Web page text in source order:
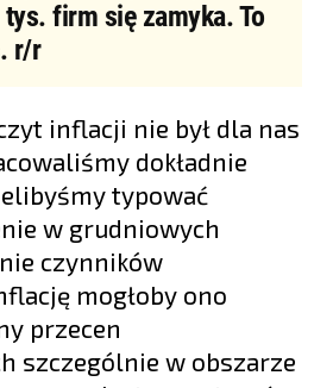
firm się zamyka. To
r/r
inflacji nie był dla nas
dokładnie
typować
w grudniowych
czynników
mogłoby ono
przecen
szczególnie w obszarze